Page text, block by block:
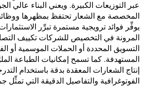
عبر التوزيعات الكبيرة. ويعني البناء عالي
المخصصة مع الشعار تحتفظ بمظهرها
يوفِّر فوائد ترويجية مستمرة تبرِّر الاستثمارات
المرونة في التخصيص للشركات تكييف
التسويق المحددة أو الحملات الموسمية أو
المستهدفة. كما تسمح إمكانيات الطباعة
إنتاج الشعارات المعقدة بدقة باستخدام
الفوتوغرافية والتفاصيل الدقيقة التي تمثِّل